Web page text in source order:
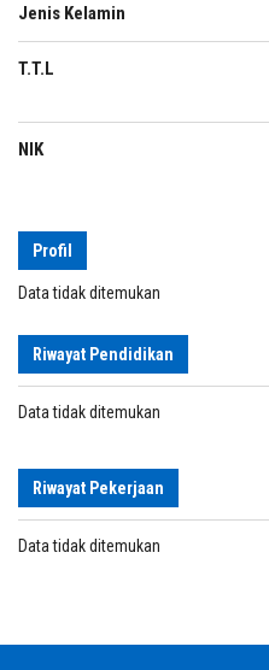
Jenis Kelamin
T.T.L
NIK
Profil
Data tidak ditemukan
Riwayat Pendidikan
Data tidak ditemukan
Riwayat Pekerjaan
Data tidak ditemukan